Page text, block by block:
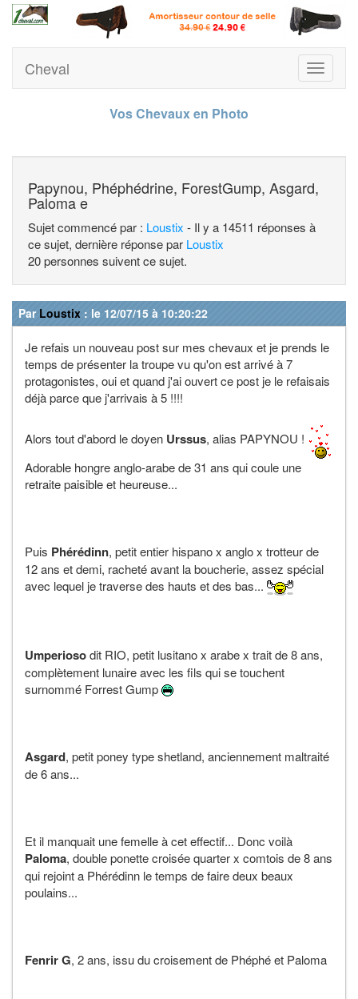
Toggle
Cheval
Vos Chevaux en Photo
Papynou, Phéphédrine, ForestGump, Asgard,
Paloma e
Sujet commencé par : Loustix - Il y a 14511 réponses à
ce sujet, dernière réponse par Loustix
20 personnes suivent ce sujet.
Par Loustix : le 12/07/15 à 10:20:22
Je refais un nouveau post sur mes chevaux et je prends le
temps de présenter la troupe vu qu'on est arrivé à 7
protagonistes, oui et quand j'ai ouvert ce post je le refaisais
déjà parce que j'arrivais à 5 !!!!
Alors tout d'abord le doyen Urssus, alias PAPYNOU !
Adorable hongre anglo-arabe de 31 ans qui coule une
retraite paisible et heureuse...
Puis Phérédinn, petit entier hispano x anglo x trotteur de
12 ans et demi, racheté avant la boucherie, assez spécial
avec lequel je traverse des hauts et des bas...
Umperiosodit RIO, petit lusitano x arabe x trait de 8 ans,
complètement lunaire avec les fils qui se touchent
surnommé Forrest Gump
Asgard, petit poney type shetland, anciennement maltraité
de 6 ans...
Et il manquait une femelle à cet effectif... Donc voilà
Paloma, double ponette croisée quarter x comtois de 8 ans
qui rejoint a Phérédinn le temps de faire deux beaux
poulains...
Fenrir G, 2 ans, issu du croisement de Phéphé et Paloma